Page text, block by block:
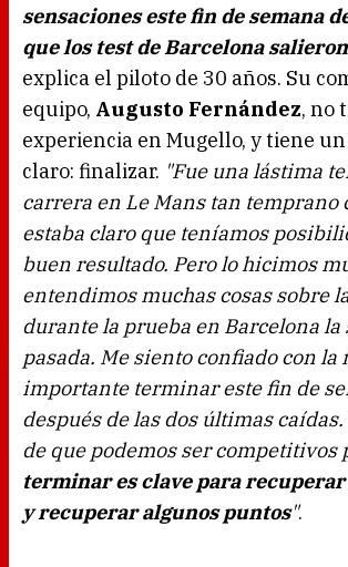
sensaciones este fin de semana
que los test de Barcelona
explica el piloto de 30 años. Su
equipo, Augusto Fernández, no
experiencia en Mugello, y tiene
claro: finalizar. "Fue una lástima
carrera en Le Mans tan temprano
estaba claro que teníamos
buen resultado. Pero lo hicimos
entendimos muchas cosas sobre
durante la prueba en Barcelona la
pasada. Me siento confiado con la
importante terminar este fin de
después de las dos últimas
de que podemos ser competitivos
terminar es clave para
y recuperar algunos puntos".